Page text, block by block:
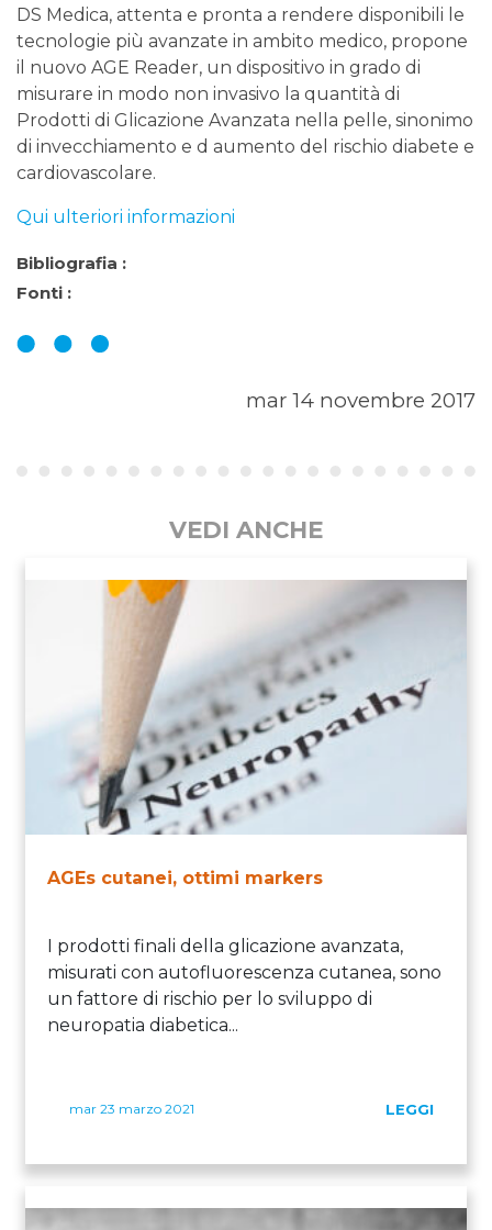
DS Medica, attenta e pronta a rendere disponibili le
tecnologie più avanzate in ambito medico, propone
il nuovo AGE Reader, un dispositivo in grado di
misurare in modo non invasivo la quantità di
Prodotti di Glicazione Avanzata nella pelle, sinonimo
di invecchiamento e d aumento del rischio diabete e
cardiovascolare.
Qui ulteriori informazioni
Bibliografia :
Fonti :
mar 14 novembre 2017
VEDI ANCHE
AGEs cutanei, ottimi markers
I prodotti finali della glicazione avanzata,
misurati con autofluorescenza cutanea, sono
un fattore di rischio per lo sviluppo di
neuropatia diabetica...
mar 23 marzo 2021 LEGGI